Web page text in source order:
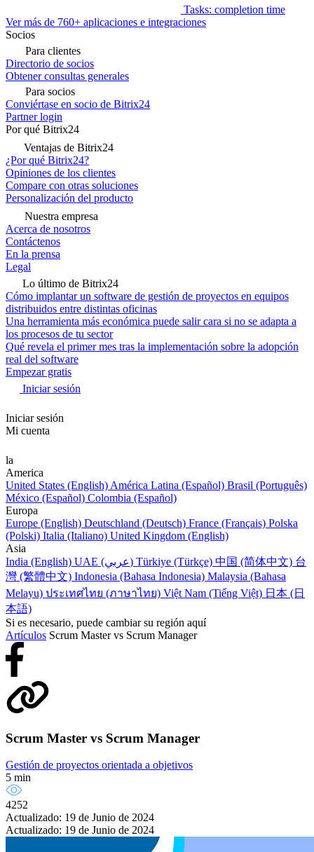
Tasks: completion time
Ver más de 760+ aplicaciones e integraciones
Socios
Para clientes
Directorio de socios
Obtener consultas generales
Para socios
Conviértase en socio de Bitrix24
Partner login
Por qué Bitrix24
Ventajas de Bitrix24
¿Por qué Bitrix24?
Opiniones de los clientes
Compare con otras soluciones
Personalización del producto
Nuestra empresa
Acerca de nosotros
Contáctenos
En la prensa
Legal
Lo último de Bitrix24
Cómo implantar un software de gestión de proyectos en equipos
distribuidos entre distintas oficinas
Una herramienta más económica puede salir cara si no se adapta a
los procesos de tu sector
Qué revela el primer mes tras la implementación sobre la adopción
real del software
Empezar gratis
Iniciar sesión
Iniciar sesión
Mi cuenta
la
America
United States (English) América Latina (Español) Brasil (Português)
México (Español) Colombia (Español)
Europa
Europe (English) Deutschland (Deutsch) France (Français) Polska
(Polski) Italia (Italiano) United Kingdom (English)
Asia
India (English)
UAE (عربي) Türkiye (Türkçe) 中国 (简体中文) 台
灣 (繁體中文) Indonesia (Bahasa Indonesia) Malaysia (Bahasa
Melayu) ประเทศไทย (ภาษาไทย) Việt Nam (Tiếng Việt) 日本 (日
本語)
Si es necesario, puede cambiar su región aquí
Artículos Scrum Master vs Scrum Manager
Scrum Master vs Scrum Manager
Gestión de proyectos orientada a objetivos
5 min
4252
Actualizado: 19 de Junio de 2024
Actualizado: 19 de Junio de 2024